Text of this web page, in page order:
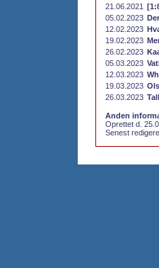
21.06.2021
05.02.2023
12.02.2023
19.02.2023
26.02.2023
05.03.2023
12.03.2023
19.03.2023
26.03.2023
Anden
Oprettet d.
Senest